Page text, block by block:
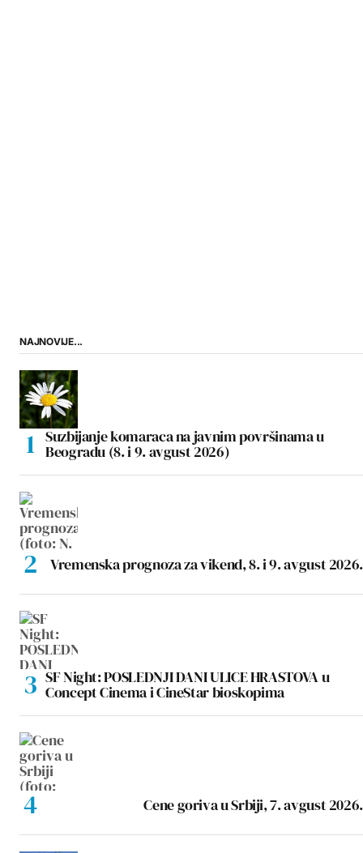
NAJNOVIJE...
Suzbijanje komaraca na javnim površinama u
Beogradu (8. i 9. avgust 2026)
Vremenska prognoza za vikend, 8. i 9. avgust 2026.
SF Night: POSLEDNJI DANI ULICE HRASTOVA u
Concept Cinema i CineStar bioskopima
Cene goriva u Srbiji, 7. avgust 2026.